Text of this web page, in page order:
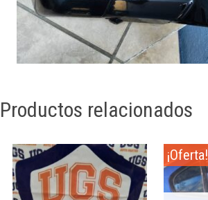
Productos relacionados
¡Oferta!